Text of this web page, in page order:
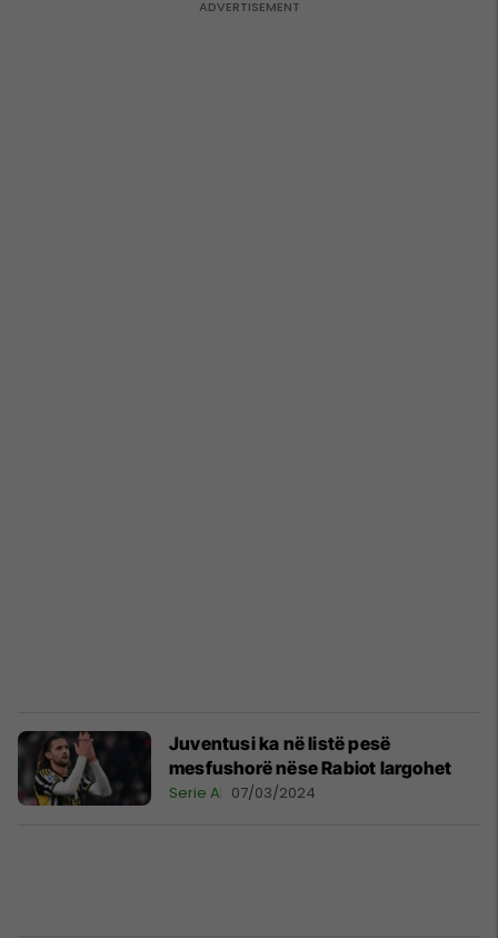
Juventusi ka në listë pesë
mesfushorë nëse Rabiot largohet
Serie A 07/03/2024